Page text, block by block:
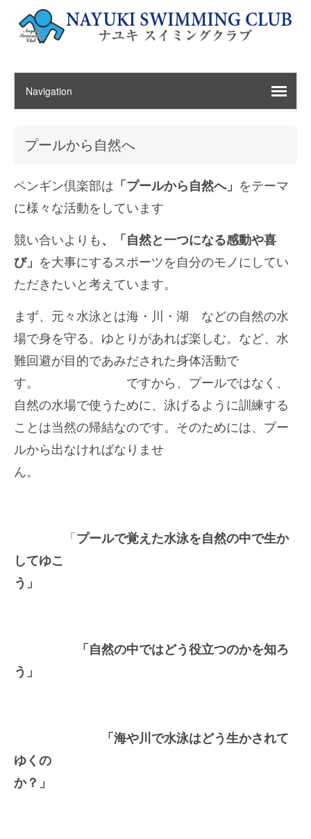
プールから自然へ
ペンギン倶楽部は 「プールから自然へ」 をテーマ
に様々な活動をしています
競い合いよりも 、「自然と一つになる感動や喜
び」 を大事にするスポーツを自分のモノにしてい
ただきたいと考えています。
まず、元々水泳とは海・川・湖 などの自然の水
場で身を守る。ゆとりがあれば楽しむ。など、水
難回避が目的であみだされた身体活動で
す。 ですから、プールではなく、
自然の水場で使うために、泳げるように訓練する
ことは当然の帰結なのです。そのためには、プー
ルから出なければなりませ
ん。
「プールで覚えた水泳を自然の中で生か
してゆこ
う」
「自然の中ではどう役立つのかを知ろ
う」
「海や川で水泳はどう生かされて
ゆくの
か？」